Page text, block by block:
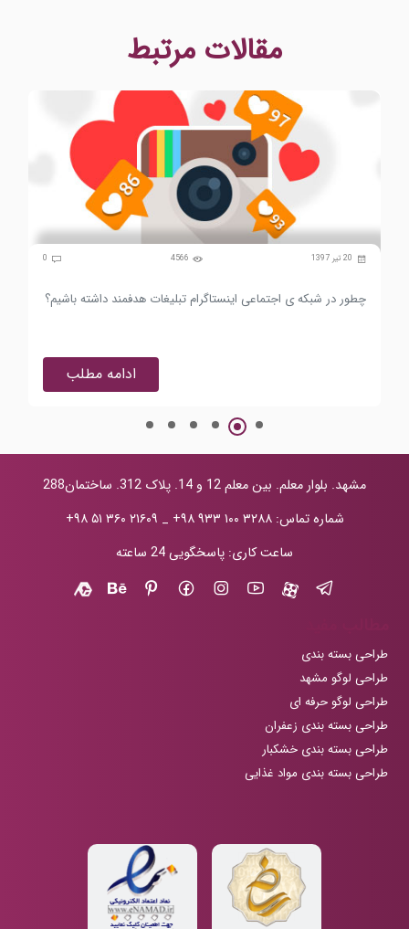
مقالات مرتبط
20 تیر 1397 4566
0
چطور در شبکه ی اجتماعی اینستاگرام تبلیغات هدفمند داشته باشیم؟
ادامه مطلب
مشهد. بلوار معلم. بین معلم 12 و 14. پلاک 312. ساختمان288
شماره تماس:+۹۸ ۹۳۳ ۱۰۰ ۳۲۸۸ _ +۹۸ ۵۱ ۳۶۰ ۲۱۶۰۹
ساعت کاری: پاسخگویی 24 ساعته
طراحی بسته بندی
طراحی لوگو مشهد
طراحی لوگو حرفه ای
طراحی بسته بندی زعفران
طراحی بسته بندی خشکبار
طراحی بسته بندی مواد غذایی